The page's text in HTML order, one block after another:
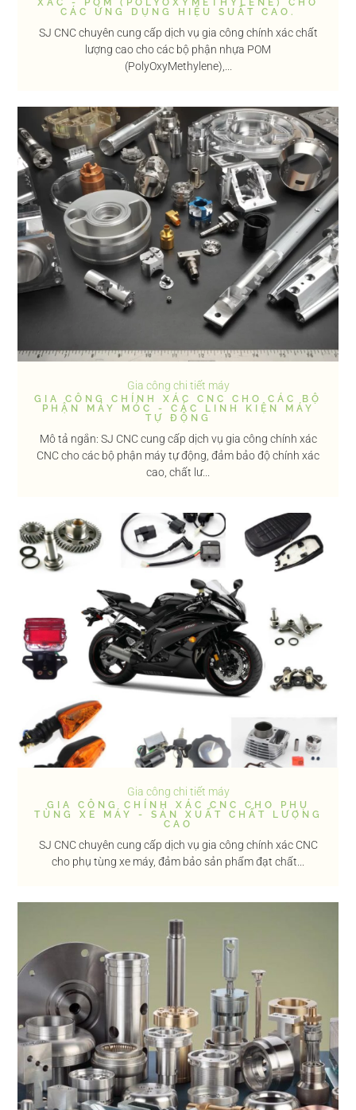
CÁC ỨNG DỤNG HIỆU SUẤT CAO.
SJ CNC chuyên cung cấp dịch vụ gia công chính xác chất
lượng cao cho các bộ phận nhựa POM
(PolyOxyMethylene),...
Gia công chi tiết máy
GIA CÔNG CHÍNH XÁC CNC CHO CÁC BỘ
PHẬN MÁY MÓC - CÁC LINH KIỆN MÁY
TỰ ĐỘNG
Mô tả ngắn: SJ CNC cung cấp dịch vụ gia công chính xác
CNC cho các bộ phận máy tự động, đảm bảo độ chính xác
cao, chất lư...
Gia công chi tiết máy
GIA CÔNG CHÍNH XÁC CNC CHO PHỤ
TÙNG XE MÁY - SẢN XUẤT CHẤT LƯỢNG
CAO
SJ CNC chuyên cung cấp dịch vụ gia công chính xác CNC
cho phụ tùng xe máy, đảm bảo sản phẩm đạt chất...